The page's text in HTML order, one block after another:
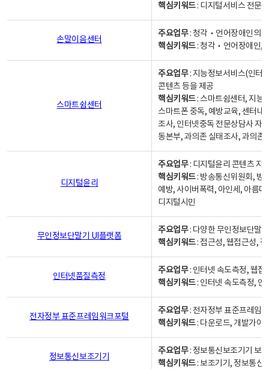
핵심키워드: 디지털서비스 전문
손말이음센터
주요업무: 청각‧언어장애인의
핵심키워드: 청각‧언어장애인,
스마트쉼센터
주요업무: 지능정보서비스(인터
콘텐츠 등을 제공
핵심키워드: 스마트쉼센터, 지능
스마트폰 중독, 예방교육, 센터내
조사, 인터넷중독 전문상담사 자
동본부, 과의존 실태조사, 과의존
디지털윤리
주요업무: 디지털윤리 콘텐츠 지
핵심키워드: 방송통신위원회, 방
예방, 사이버폭력, 아인세, 아름
디지털시민
무인정보단말기 UI플랫폼
주요업무: 다양한 무인정보단말
핵심키워드: 접근성, 웹접근성,
인터넷품질측정
주요업무: 인터넷 속도측정, 웹접
핵심키워드: 인터넷 속도측정, 인
전자정부 표준프레임워크포털
주요업무: 전자정부 표준프레임
핵심키워드: 다운로드, 개발가이
정보통신보조기기
주요업무: 정보통신보조기기 보
핵심키워드: 보조기기, 정보통신